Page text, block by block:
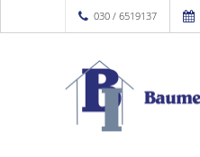
030 / 6519137